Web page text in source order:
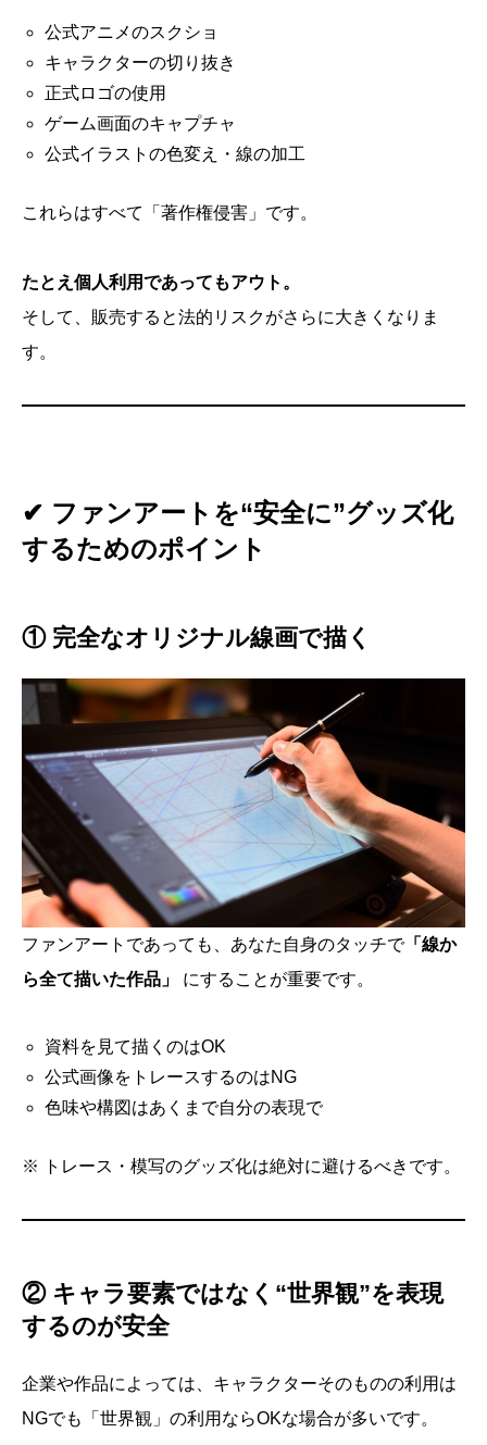
公式アニメのスクショ
キャラクターの切り抜き
正式ロゴの使用
ゲーム画面のキャプチャ
公式イラストの色変え・線の加工
これらはすべて「著作権侵害」です。
たとえ個人利用であってもアウト。
そして、販売すると法的リスクがさらに大きくなりま
す。
✔ ファンアートを“安全に”グッズ化
するためのポイント
① 完全なオリジナル線画で描く
ファンアートであっても、あなた自身のタッチで「線か
ら全て描いた作品」
にすることが重要です。
資料を見て描くのはOK
公式画像をトレースするのはNG
色味や構図はあくまで自分の表現で
※ トレース・模写のグッズ化は絶対に避けるべきです。
② キャラ要素ではなく“世界観”を表現
するのが安全
企業や作品によっては、キャラクターそのものの利用は
NGでも「世界観」の利用ならOKな場合が多いです。